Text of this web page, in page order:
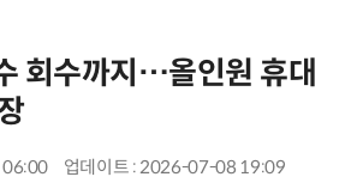
회수까지…올인원 휴대
06:00 업데이트 : 2026-07-08 19:09